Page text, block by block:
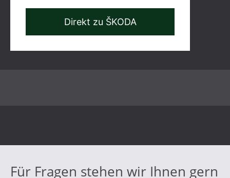
Direkt zu ŠKODA
Für Fragen stehen wir Ihnen gern